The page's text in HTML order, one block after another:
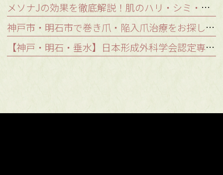
メソナJの効果を徹底解説！肌のハリ・シミ・肝斑を改善する秘密の仕組み｜神戸・明石のつかもと形成外科
神戸市・明石市で巻き爪・陥入爪治療をお探しの方へ｜口コミが気になるあなたへ
【神戸・明石・垂水】日本形成外科学会認定専門医が解説！シミ取りレーザー治療の種類とあなたに最適な治療法とは